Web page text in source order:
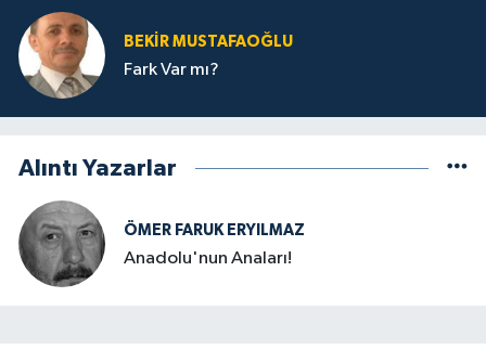
BEKIR MUSTAFAOĞLU
Fark Var mı?
Alıntı Yazarlar
ÖMER FARUK ERYILMAZ
Anadolu'nun Anaları!